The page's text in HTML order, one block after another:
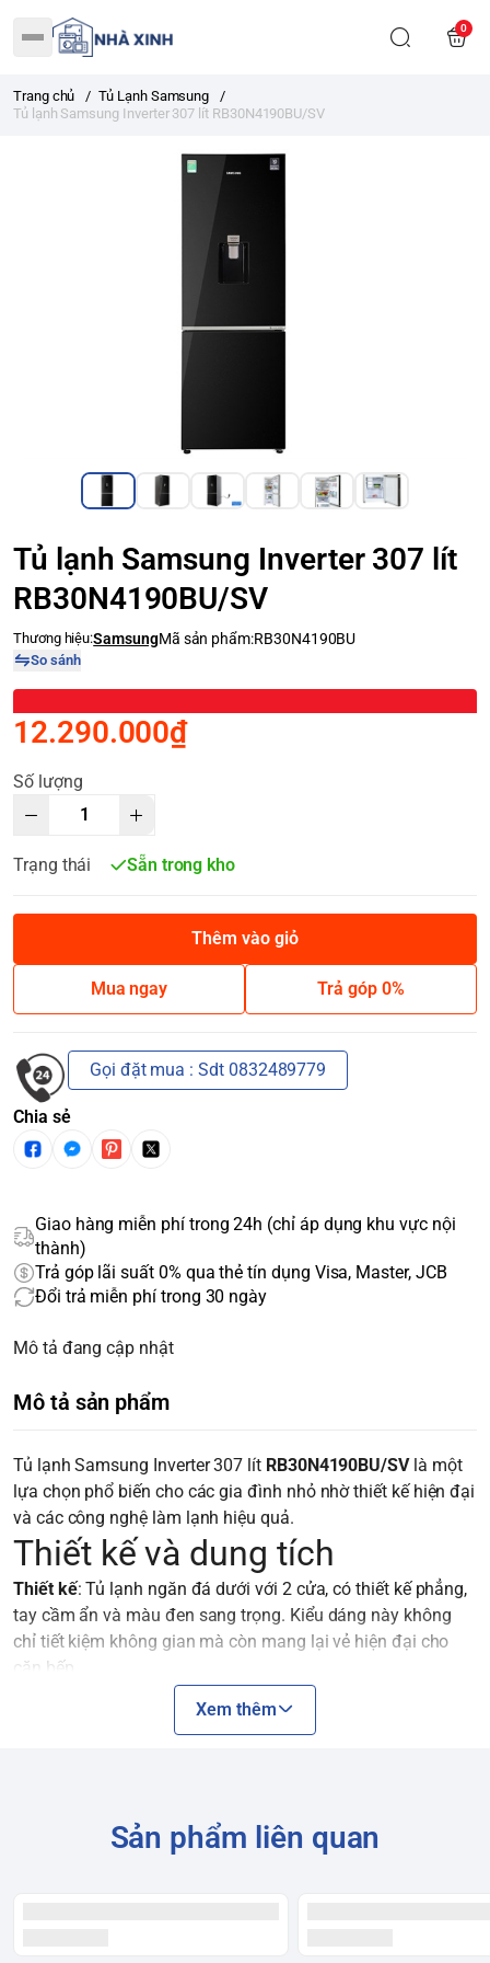
0
Trang chủ / Tủ Lạnh Samsung
/
Tủ lạnh Samsung Inverter 307 lít RB30N4190BU/SV
Tủ lạnh Samsung Inverter 307 lít
RB30N4190BU/SV
Thương hiệu:SamsungMã sản phẩm:RB30N4190BU
So sánh
12.290.000₫
Số lượng
Trạng thái Sẵn trong kho
Thêm vào giỏ
Mua ngay Trả góp 0%
Gọi đặt mua : Sdt 0832489779
Chia sẻ
Giao hàng miễn phí trong 24h (chỉ áp dụng khu vực nội
thành)
Trả góp lãi suất 0% qua thẻ tín dụng Visa, Master, JCB
Đổi trả miễn phí trong 30 ngày
Mô tả đang cập nhật
Mô tả sản phẩm
Tủ lạnh Samsung Inverter 307 lít RB30N4190BU/SVlà một
lựa chọn phổ biến cho các gia đình nhỏ nhờ thiết kế hiện đại
và các công nghệ làm lạnh hiệu quả.
Thiết kế và dung tích
Thiết kế: Tủ lạnh ngăn đá dưới với 2 cửa, có thiết kế phẳng,
tay cầm ẩn và màu đen sang trọng. Kiểu dáng này không
chỉ tiết kiệm không gian mà còn mang lại vẻ hiện đại cho
căn bếp.
: Tổng dung tích sử dụng là 307 lít
lạnh là 209 lít và ngăn đá là 98 lít. Đây là dung tích phù hợp
không cần kết nối với nguồn nước. Bạn chỉ cần đổ nước vào
bình chứa, giúp giải khát nhanh chóng và hạn chế thất thoát
Xem thêm
Sản phẩm liên quan